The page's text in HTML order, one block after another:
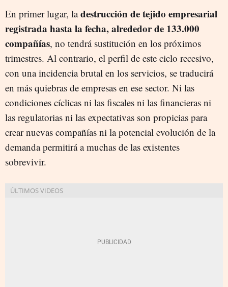
En primer lugar, ladestrucción de tejido empresarial
registrada hasta la fecha, alrededor de 133.000
compañías, no tendrá sustitución en los próximos
trimestres. Al contrario, el perfil de este ciclo recesivo,
con una incidencia brutal en los servicios, se traducirá
en más quiebras de empresas en ese sector. Ni las
condiciones cíclicas ni las fiscales ni las financieras ni
las regulatorias ni las expectativas son propicias para
crear nuevas compañías ni la potencial evolución de la
demanda permitirá a muchas de las existentes
sobrevivir.